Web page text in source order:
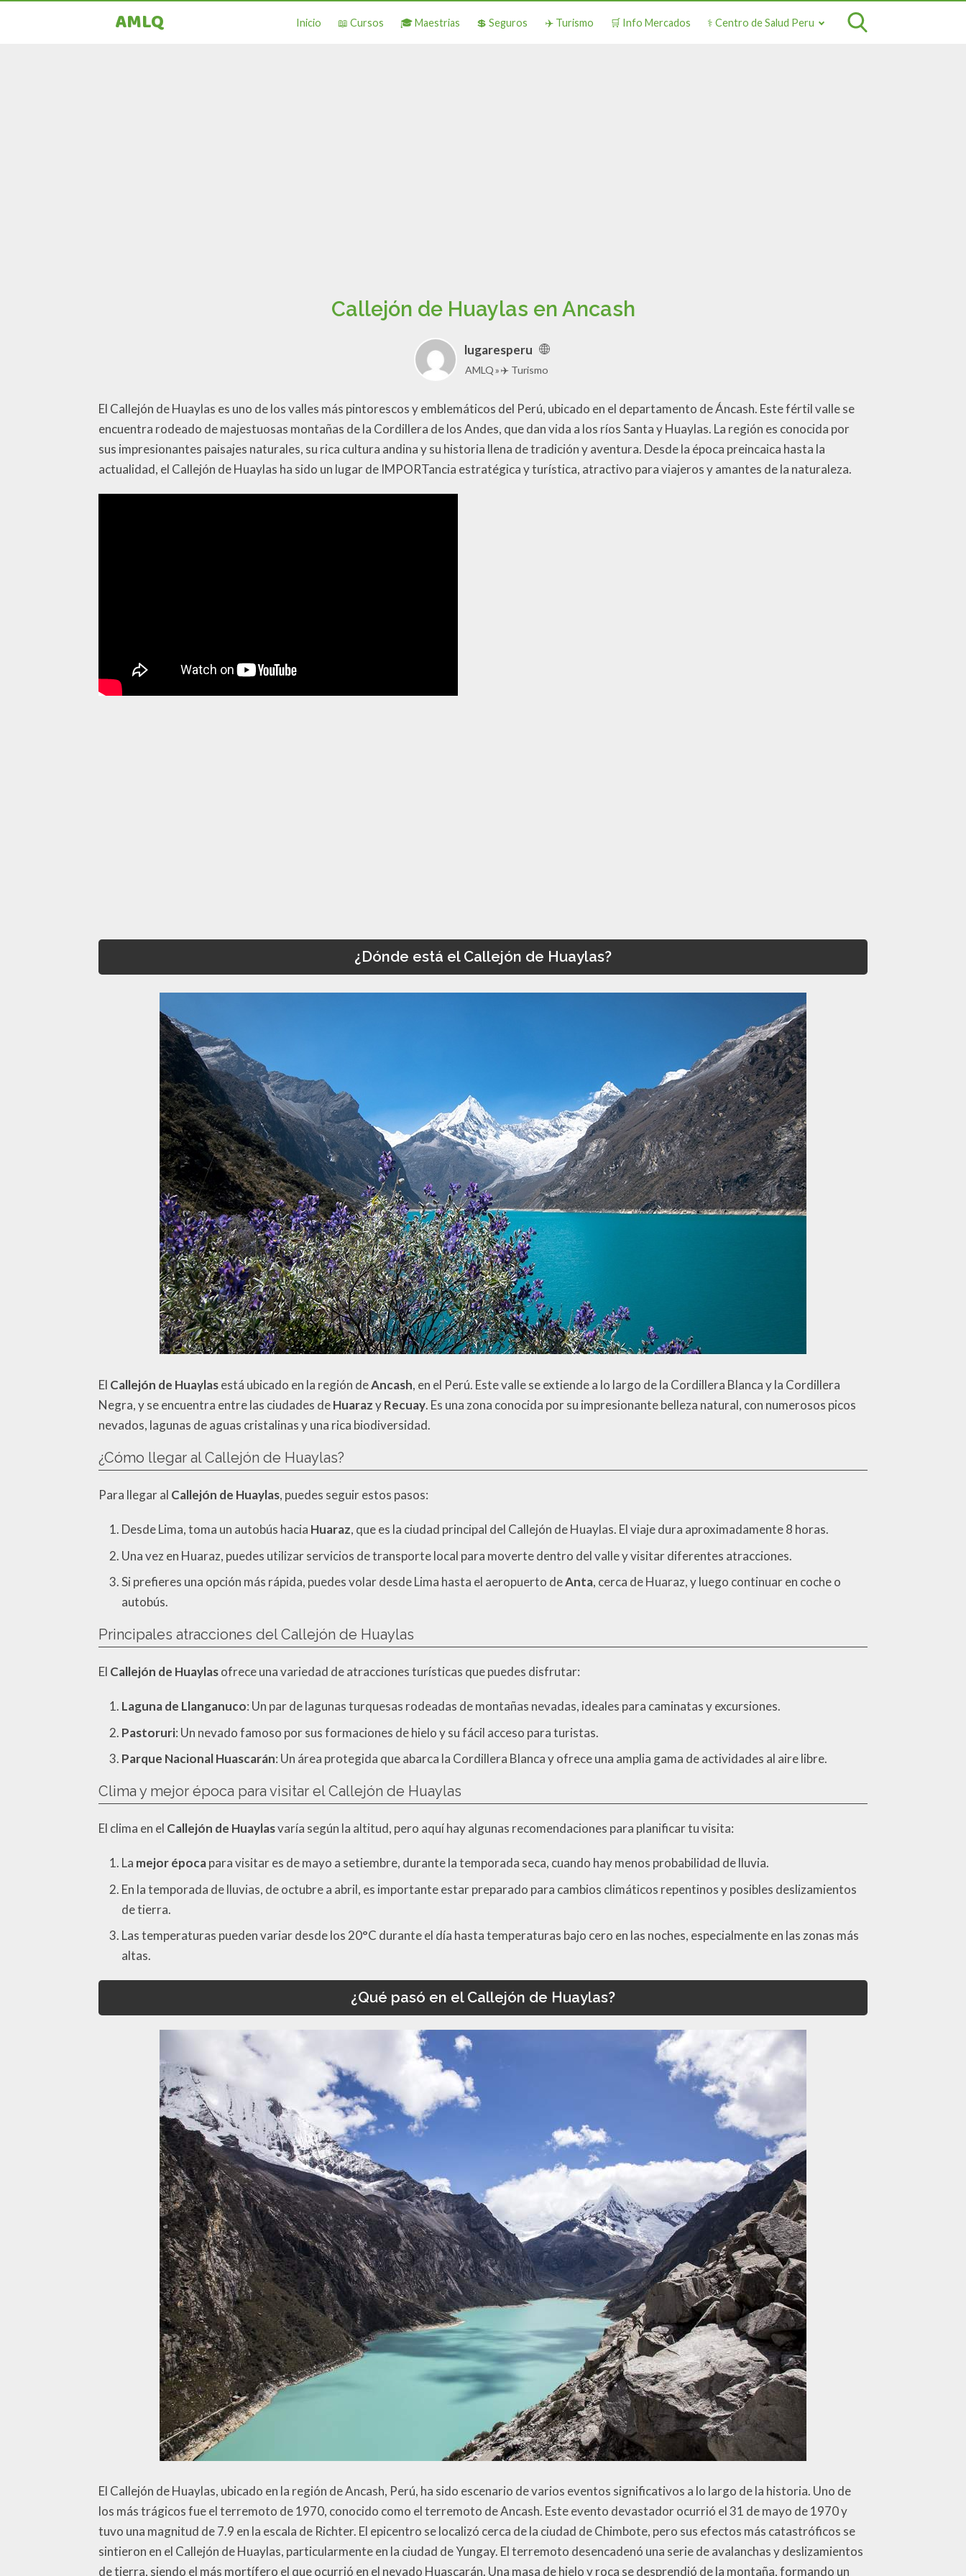
AMLQ Inicio 📖 Cursos 🎓 Maestrias 💲 Seguros ✈️ Turismo 🛒 Info Mercados ⚕️ Centro de Salud Peru
Callejón de Huaylas en Ancash
lugaresperu
AMLQ ✈️ Turismo
El Callejón de Huaylas es uno de los valles más pintorescos y emblemáticos del Perú, ubicado en el departamento de Áncash. Este fértil valle se
encuentra rodeado de majestuosas montañas de la Cordillera de los Andes, que dan vida a los ríos Santa y Huaylas. La región es conocida por
sus impresionantes paisajes naturales, su rica cultura andina y su historia llena de tradición y aventura. Desde la época preincaica hasta la
actualidad, el Callejón de Huaylas ha sido un lugar de IMPORTancia estratégica y turística, atractivo para viajeros y amantes de la naturaleza.
¿Dónde está el Callejón de Huaylas?
El Callejón de Huaylasestá ubicado en la región deAncash, en el Perú. Este valle se extiende a lo largo de la Cordillera Blanca y la Cordillera
Negra, y se encuentra entre las ciudades deHuarazyRecuay. Es una zona conocida por su impresionante belleza natural, con numerosos picos
nevados, lagunas de aguas cristalinas y una rica biodiversidad.
¿Cómo llegar al Callejón de Huaylas?
Para llegar al Callejón de Huaylas, puedes seguir estos pasos:
Desde Lima, toma un autobús hacia Huaraz, que es la ciudad principal del Callejón de Huaylas. El viaje dura aproximadamente 8 horas.
Una vez en Huaraz, puedes utilizar servicios de transporte local para moverte dentro del valle y visitar diferentes atracciones.
Si prefieres una opción más rápida, puedes volar desde Lima hasta el aeropuerto deAnta, cerca de Huaraz, y luego continuar en coche o
autobús.
Principales atracciones del Callejón de Huaylas
El Callejón de Huaylasofrece una variedad de atracciones turísticas que puedes disfrutar:
Laguna de Llanganuco: Un par de lagunas turquesas rodeadas de montañas nevadas, ideales para caminatas y excursiones.
Pastoruri: Un nevado famoso por sus formaciones de hielo y su fácil acceso para turistas.
Parque Nacional Huascarán: Un área protegida que abarca la Cordillera Blanca y ofrece una amplia gama de actividades al aire libre.
Clima y mejor época para visitar el Callejón de Huaylas
El clima en el Callejón de Huaylasvaría según la altitud, pero aquí hay algunas recomendaciones para planificar tu visita:
La mejor épocapara visitar es de mayo a setiembre, durante la temporada seca, cuando hay menos probabilidad de lluvia.
En la temporada de lluvias, de octubre a abril, es importante estar preparado para cambios climáticos repentinos y posibles deslizamientos
de tierra.
Las temperaturas pueden variar desde los 20°C durante el día hasta temperaturas bajo cero en las noches, especialmente en las zonas más
altas.
¿Qué pasó en el Callejón de Huaylas?
El Callejón de Huaylas, ubicado en la región de Ancash, Perú, ha sido escenario de varios eventos significativos a lo largo de la historia. Uno de
los más trágicos fue el terremoto de 1970, conocido como el terremoto de Ancash. Este evento devastador ocurrió el 31 de mayo de 1970 y
tuvo una magnitud de 7.9 en la escala de Richter. El epicentro se localizó cerca de la ciudad de Chimbote, pero sus efectos más catastróficos se
sintieron en el Callejón de Huaylas, particularmente en la ciudad de Yungay. El terremoto desencadenó una serie de avalanchas y deslizamientos
de tierra, siendo el más mortífero el que ocurrió en el nevado Huascarán. Una masa de hielo y roca se desprendió de la montaña, formando un